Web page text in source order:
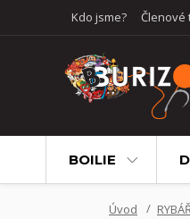
Kdo jsme? Členové
BOILIE
Úvod